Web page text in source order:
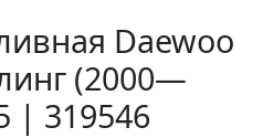
Daewoo
(2000—
| 319546